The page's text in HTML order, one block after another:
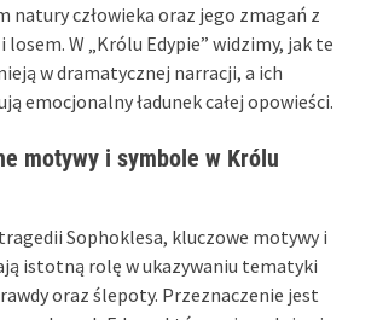
natury człowieka oraz jego zmagań z
W „Królu Edypie” widzimy, jak te
w dramatycznej narracji, a ich
emocjonalny ładunek całej opowieści.
motywy i symbole w Królu
Sophoklesa, kluczowe motywy i
istotną rolę w ukazywaniu tematyki
oraz ślepoty. Przeznaczenie jest